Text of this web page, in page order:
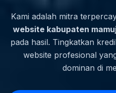
Kami adalah mitra
website kabupaten
pada hasil. Tingkatkan
website profesional
dominan di